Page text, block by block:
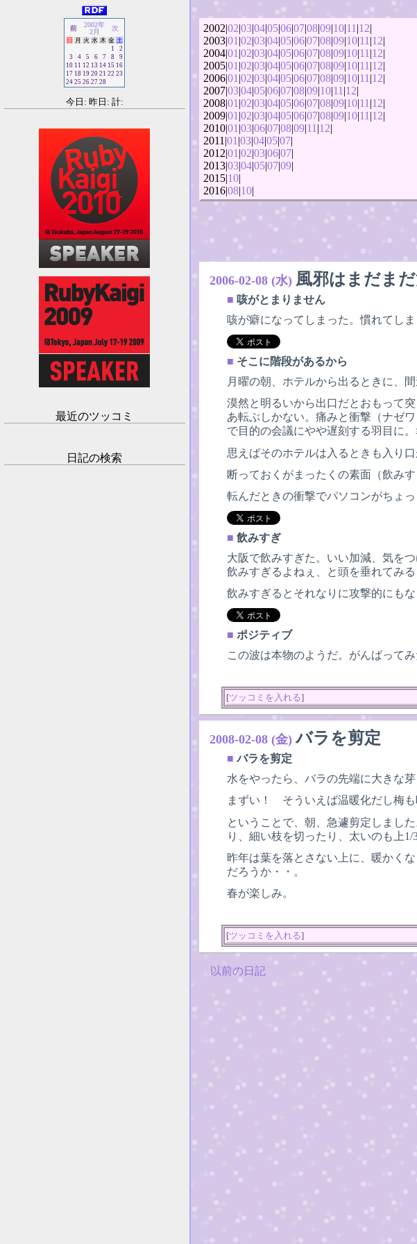
2002|02|03|04|05|06|07|08|09|10|11 |12|
2003|01 |02|03|04|05|06|07|08|09|10|11 |12|
2004|01 |02|03|04|05|06|07|08|09|10|11 |12|
2005|01 |02|03|04|05|06|07|08|09|10|11 |12|
2006|01 |02|03|04|05|06|07|08|09|10|11 |12|
2007|03|04|05|06|07|08|09|10|11 |12|
2008|01 |02|03|04|05|06|07|08|09|10|11 |12|
2009|01 |02|03|04|05|06|07|08|09|10|11 |12|
2010|01 |03|06|07|08|09|11 |12|
2011|01 |03|04|05|07|
2012|01 |02|03|06|07|
2013|03|04|05|07|09|
2015|10|
2016|08|10|
2006-02-08 (水) 風邪はまだま
■ 咳がとまりません
咳が癖になってしまった。慣れてし
■ そこに階段があるから
月曜の朝、ホテルから出るときに、
漠然と明るいから出口だとおもって
あ転ぶしかない。痛みと衝撃（ナゼ
で目的の会議にやや遅刻する羽目に
思えばそのホテルは入るときも入り
断っておくがまったくの素面（飲み
転んだときの衝撃でパソコンがちょ
■ 飲みすぎ
大阪で飲みすぎた。いい加減、気を
飲みすぎるよねぇ、と頭を垂れてみる
飲みすぎるとそれなりに攻撃的にも
■ ポジティブ
この波は本物のようだ。がんばってみ
[ツッコミを入れる]
2008-02-08 (金) バラを剪定
■ バラを剪定
水をやったら、バラの先端に大きな
まずい！ そういえば温暖化だし梅も
ということで、朝、急遽剪定しまし
り、細い枝を切ったり、太いのも上
昨年は葉を落とさない上に、暖かく
だろうか・・。
春が楽しみ。
[ツッコミを入れる]
以前の日記
前
2002年
2月
次
日 月 火 水 木 金 土
1
2
3
4 5 6 7 8
9
10 11 12 13 14 15 16
17 18 19 20 21 22 23
24 25 26 27 28
今日: 昨日: 計:
最近のツッコミ
日記の検索